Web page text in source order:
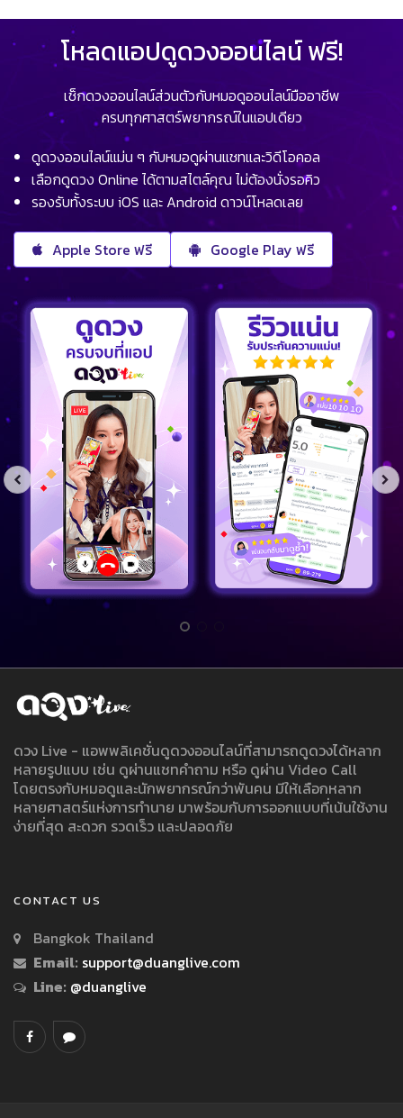
โหลดแอปดูดวงออนไลน์ ฟรี!
เช็กดวงออนไลน์ส่วนตัวกับหมอดูออนไลน์มืออาชีพ
ครบทุกศาสตร์พยากรณ์ในแอปเดียว
ดูดวงออนไลน์แม่น ๆ กับหมอดูผ่านแชทและวิดีโอคอล
เลือกดูดวง Online ได้ตามสไตล์คุณ ไม่ต้องนั่งรอคิว
รองรับทั้งระบบ iOS และ Android ดาวน์โหลดเลย
Apple Store ฟรี Google Play ฟรี
ดวง Live - แอพพลิเคชั่นดูดวงออนไลน์ที่สามารถดูดวงได้หลาก
หลายรูปแบบ เช่น ดูผ่านแชทคำถาม หรือ ดูผ่าน Video Call
โดยตรงกับหมอดูและนักพยากรณ์กว่าพันคน มีให้เลือกหลาก
หลายศาสตร์แห่งการทำนาย มาพร้อมกับการออกแบบที่เน้นใช้งาน
ง่ายที่สุด สะดวก รวดเร็ว และปลอดภัย
CONTACT US
Bangkok Thailand
Email: support@duanglive.com
Line: @duanglive